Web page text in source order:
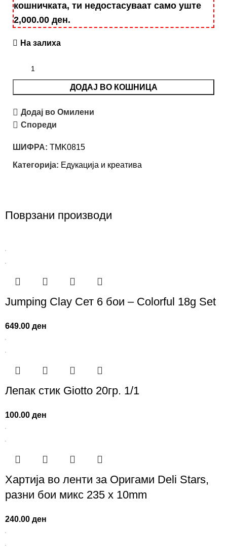
кошничката, ти недостасуваат само уште
2,000.00 ден.
На залиха
ДОДАЈ ВО КОШНИЦА
Додај во Омилени
Спореди
ШИФРА: TMK0815
Категорија: Едукација и креатива
Поврзани производи
Jumping Clay Сет 6 бои – Colorful 18g Set
649.00ден
Лепак стик Giotto 20гр. 1/1
100.00ден
Хартија во ленти за Оригами Deli Stars,
разни бои микс 235 x 10mm
240.00ден